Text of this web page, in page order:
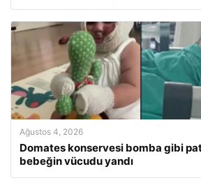
Ağustos 4, 2026
Domates konservesi bomba gibi
bebeğin vücudu yandı